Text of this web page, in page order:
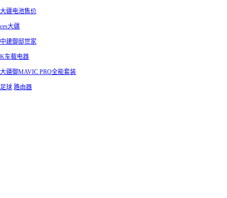
大疆电池售价
ces大疆
中建御邸世家
K车载电器
大疆御MAVIC PRO全能套装
足球 路由器